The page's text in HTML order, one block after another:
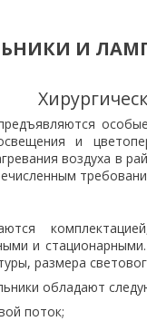
И
и
воздуха в
и
размера
обладают
поток;